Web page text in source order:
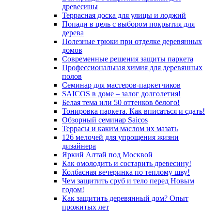
древесины
Террасная доска для улицы и лоджий
Попади в цель с выбором покрытия для
дерева
Полезные трюки при отделке деревянных
домов
Современные решения защиты паркета
Профессиональная химия для деревянных
полов
Семинар для мастеров-паркетчиков
SAICOS в доме – залог долголетия!
Белая тема или 50 оттенков белого!
Тонировка паркета. Как вписаться и сдать!
Обзорный семинар Saicos
Террасы и каким маслом их мазать
126 мелочей для упрощения жизни
дизайнера
Яркий Алтай под Москвой
Как омолодить и состарить древесину!
Колбасная вечеринка по теплому шву!
Чем защитить сруб и тело перед Новым
годом!
Как защитить деревянный дом? Опыт
прожитых лет